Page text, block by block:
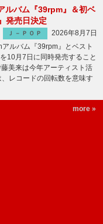
ルバム『39rpm』＆初ベ
発売日決定
Ｊ－ＰＯＰ
2026年8月7日
ルバム『39rpm』とベスト
10月7日に同時発売すること
美来は今年アーティスト活
レコードの回転数を意味す
more »